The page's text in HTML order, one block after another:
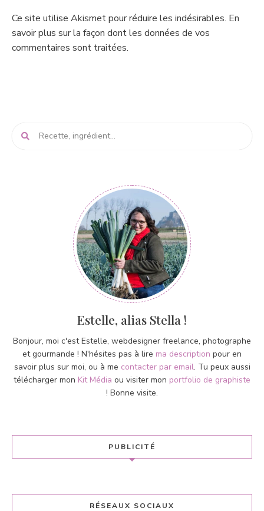
Ce site utilise Akismet pour réduire les indésirables. En
savoir plus sur la façon dont les données de vos
commentaires sont traitées.
Estelle, alias Stella !
Bonjour, moi c'est Estelle, webdesigner freelance, photographe
et gourmande ! N'hésites pas à lire ma description pour en
savoir plus sur moi, ou à me contacter par email. Tu peux aussi
télécharger mon Kit Média ou visiter mon portfolio de graphiste
! Bonne visite.
PUBLICITÉ
RÉSEAUX SOCIAUX